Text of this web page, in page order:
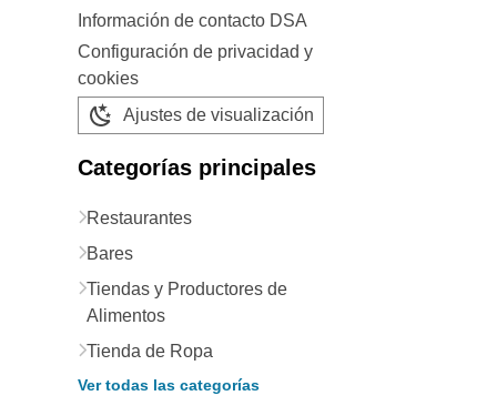
Información de contacto DSA
Configuración de privacidad y
cookies
Ajustes de visualización
Categorías principales
Restaurantes
Bares
Tiendas y Productores de
Alimentos
Tienda de Ropa
Ver todas las categorías